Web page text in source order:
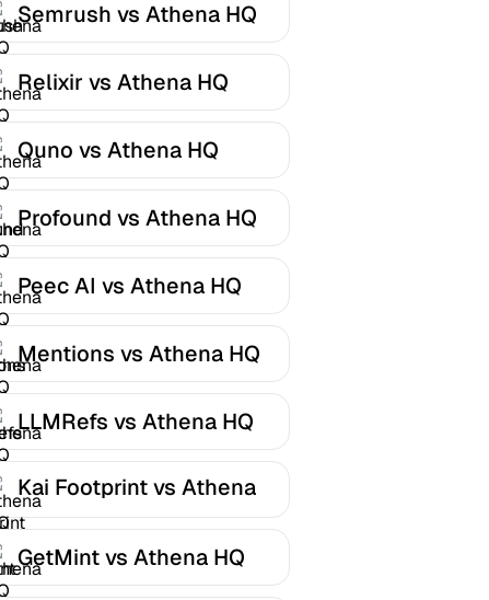
Semrush vs Athena HQ
Relixir vs Athena HQ
Quno vs Athena HQ
Profound vs Athena HQ
Peec AI vs Athena HQ
Mentions vs Athena HQ
LLMRefs vs Athena HQ
Kai Footprint vs Athena
HQ
GetMint vs Athena HQ